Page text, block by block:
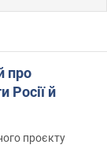
про
Росії й
проєкту